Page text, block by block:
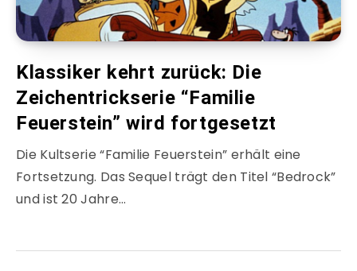
Klassiker kehrt zurück: Die
Zeichentrickserie “Familie
Feuerstein” wird fortgesetzt
Die Kultserie “Familie Feuerstein” erhält eine
Fortsetzung. Das Sequel trägt den Titel “Bedrock”
und ist 20 Jahre…